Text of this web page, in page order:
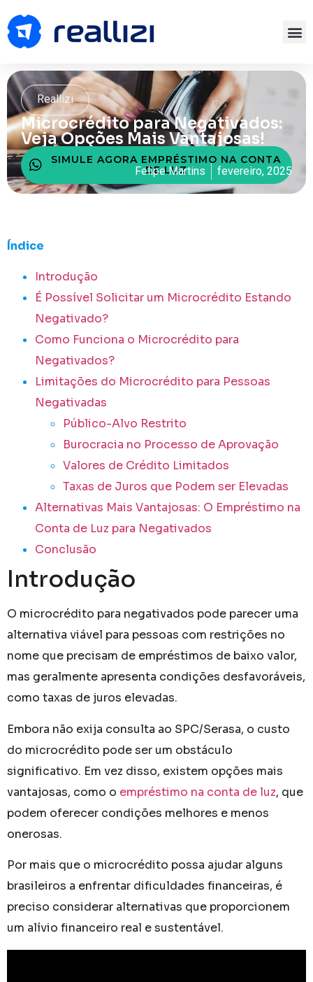
Reallizi
Microcrédito para Negativados:
Veja Opções Mais Vantajosas!
SIMULE AGORA EMPRÉSTIMO NA CONTA
DE LUZ
Felipe Martins fevereiro, 2025
Índice
Introdução
É Possível Solicitar um Microcrédito Estando
Negativado?
Como Funciona o Microcrédito para
Negativados?
Limitações do Microcrédito para Pessoas
Negativadas
Público-Alvo Restrito
Burocracia no Processo de Aprovação
Valores de Crédito Limitados
Taxas de Juros que Podem ser Elevadas
Alternativas Mais Vantajosas: O Empréstimo na
Conta de Luz para Negativados
Conclusão
Introdução
O microcrédito para negativados pode parecer uma
alternativa viável para pessoas com restrições no
nome que precisam de empréstimos de baixo valor,
mas geralmente apresenta condições desfavoráveis,
como taxas de juros elevadas.
Embora não exija consulta ao SPC/Serasa, o custo
do microcrédito pode ser um obstáculo
significativo. Em vez disso, existem opções mais
vantajosas, como o empréstimo na conta de luz, que
podem oferecer condições melhores e menos
onerosas.
Por mais que o microcrédito possa ajudar alguns
brasileiros a enfrentar dificuldades financeiras, é
preciso considerar alternativas que proporcionem
um alívio financeiro real e sustentável.